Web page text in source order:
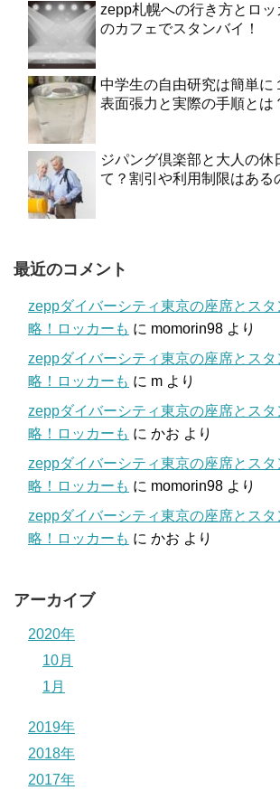
zepp札幌への行き方とロ
のカフェでスタンバイ！
中学生の自由研究は簡単に
表面張力と実際の手順とは
ジパング倶楽部と大人の休
て？割引や利用制限はある
最近のコメント
zeppダイバーシティ東京の座席とス
略！ロッカーも に momorin98 より
zeppダイバーシティ東京の座席とス
略！ロッカーも に m より
zeppダイバーシティ東京の座席とス
略！ロッカーも に かお より
zeppダイバーシティ東京の座席とス
略！ロッカーも に momorin98 より
zeppダイバーシティ東京の座席とス
略！ロッカーも に かお より
アーカイブ
2020年
10月
1月
2019年
2018年
2017年